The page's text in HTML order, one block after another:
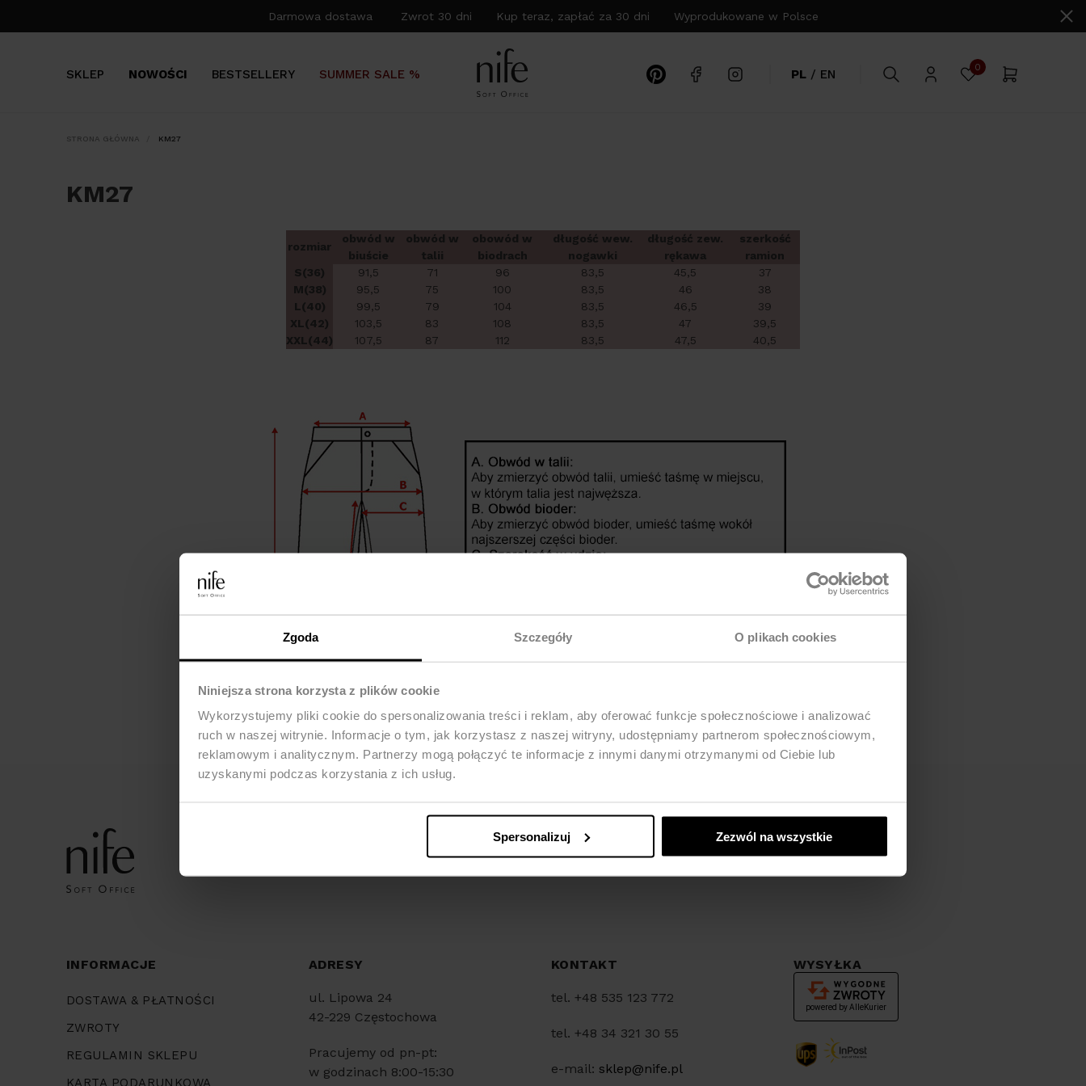
Zgoda Szczegóły O plikach cookies
Niniejsza strona korzysta z plików cookie
Wykorzystujemy pliki cookie do spersonalizowania treści i reklam, aby oferować funkcje społecznościowe i analizować
ruch w naszej witrynie. Informacje o tym, jak korzystasz z naszej witryny, udostępniamy partnerom społecznościowym,
reklamowym i analitycznym. Partnerzy mogą połączyć te informacje z innymi danymi otrzymanymi od Ciebie lub
uzyskanymi podczas korzystania z ich usług.
Spersonalizuj Zezwól na wszystkie
Darmowa dostawa Zwrot 30 dni Kup teraz, zapłać za 30 dni Wyprodukowane w Polsce
SKLEP NOWOŚCI BESTSELLERY SUMMER SALE % PL / EN 0
STRONA GŁÓWNA KM27
KM27
rozmiar
obwód w
biuście
obwód w
talii
obowód w
biodrach
długość wew.
nogawki
długość zew.
rękawa
szerkość
ramion
S(36)
91,5 71 96 83,5 45,5
37
M(38)
95,5 75 100 83,5 46
38
L(40)
99,5 79 104 83,5 46,5
39
XL(42)
103,5 83 108 83,5 47
39,5
XXL(44)
107,5 87 112 83,5 47,5 40,5
INFORMACJE
DOSTAWA & PŁATNOŚCI
ZWROTY
REGULAMIN SKLEPU
KARTA PODARUNKOWA
ADRESY
ul. Lipowa 24
42-229 Częstochowa
Pracujemy od pn-pt:
w godzinach 8:00-15:30
KONTAKT
tel. +48 535 123 772
tel. +48 34 321 30 55
e-mail: sklep@nife.pl
WYSYŁKA